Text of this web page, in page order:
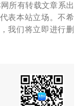
所有转载文章系出
表本站立场。不希
我们将立即进行删